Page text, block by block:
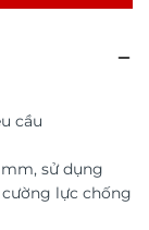
cầu
sử dụng
lực chống